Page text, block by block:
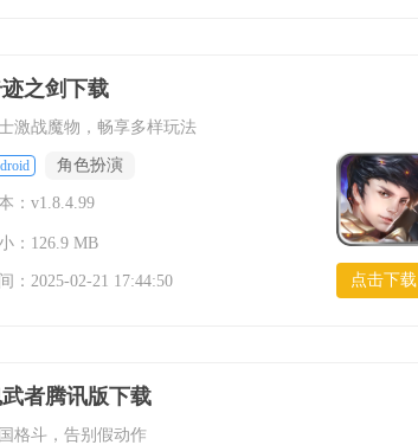
之剑下载
激战魔物，畅享多样玩法
角色扮演
：v1.8.4.99
：126.9 MB
：2025-02-21 17:44:50 点击下载
者腾讯版下载
格斗，告别假动作